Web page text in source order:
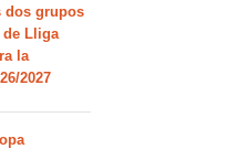
dos grupos
Lliga
la
2027